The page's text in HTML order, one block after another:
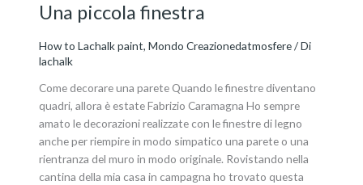
Una piccola finestra
How to Lachalk paint,Mondo Creazionedatmosfere/ Di
lachalk
Come decorare una parete Quando le finestre diventano
quadri, allora è estate Fabrizio Caramagna Ho sempre
amato le decorazioni realizzate con le finestre di legno
anche per riempire in modo simpatico una parete o una
rientranza del muro in modo originale. Rovistando nella
cantina della mia casa in campagna ho trovato questa